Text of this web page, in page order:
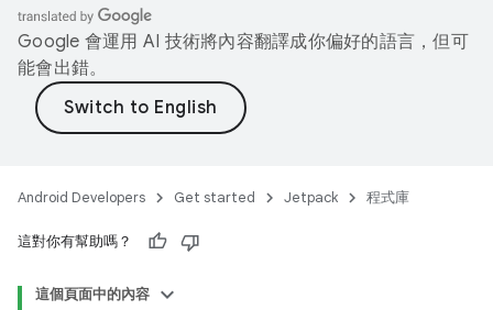
Google 會運用 AI 技術將內容翻譯成你偏好的語言，但可
能會出錯。
Android Developers Get started Jetpack 程式庫
這對你有幫助嗎？
這個頁面中的內容